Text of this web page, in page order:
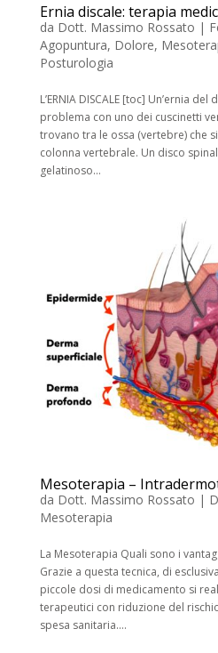
Ernia discale: terapia
da Dott. Massimo Rossato |
Agopuntura, Dolore,
Posturologia
L’ERNIA DISCALE [toc] Un’ernia
problema con uno dei cuscinetti
trovano tra le ossa (vertebre) che
colonna vertebrale. Un disco
gelatinoso...
Mesoterapia –
da Dott. Massimo Rossato |
Mesoterapia
La Mesoterapia Quali sono i
Grazie a questa tecnica, di
piccole dosi di medicamento si
terapeutici con riduzione del
spesa sanitaria....